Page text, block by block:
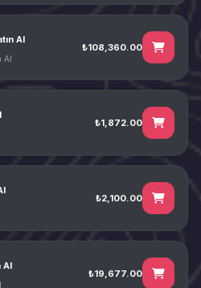
Al
Al
₺108,360.00
₺1,872.00
₺2,100.00
Al
₺19,677.00